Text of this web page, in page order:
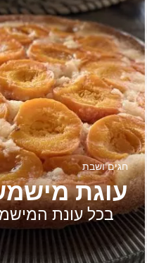
עוגת
חגים ושבת
בכל עונת